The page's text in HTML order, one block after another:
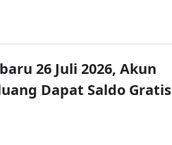
26 Juli 2026, Akun
Dapat Saldo Gratis